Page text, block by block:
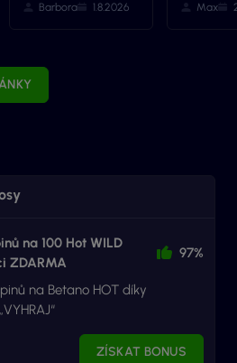
Barbora 1.8.2026 Max
na 100 Hot WILD
ZDARMA
97%
na Betano HOT díky
ZÍSKAT BONUS